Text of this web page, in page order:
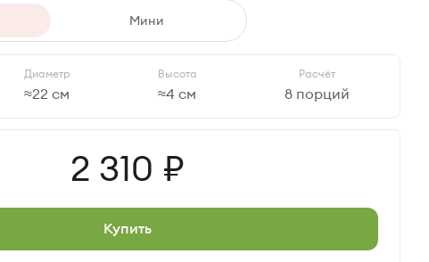
Мини
Диаметр
≈22 см
Высота
≈4 см
Расчёт
8 порций
2 310
Купить